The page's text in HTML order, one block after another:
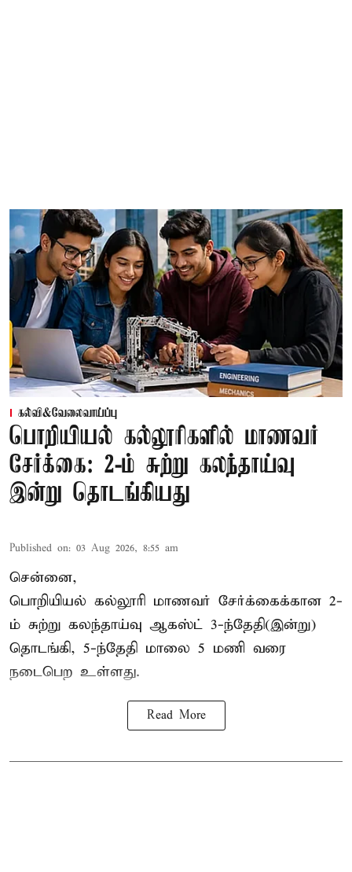
கல்வி&வேலைவாய்ப்பு
பொறியியல் கல்லூரிகளில் மாணவர்
சேர்க்கை: 2-ம் சுற்று கலந்தாய்வு
இன்று தொடங்கியது
Published on: 03 Aug 2026, 8:55 am
சென்னை,
பொறியியல் கல்லூரி மாணவர் சேர்க்கைக்கான 2-
ம் சுற்று கலந்தாய்வு ஆகஸ்ட் 3-ந்தேதி(இன்று)
தொடங்கி, 5-ந்தேதி மாலை 5 மணி வரை
நடைபெற உள்ளது.
Read More